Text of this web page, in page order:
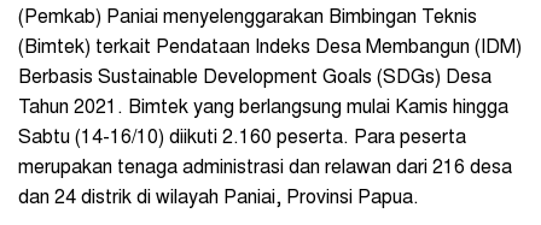
(Pemkab) Paniai menyelenggarakan Bimbingan Teknis
(Bimtek) terkait Pendataan Indeks Desa Membangun (IDM)
Berbasis Sustainable Development Goals (SDGs) Desa
Tahun 2021. Bimtek yang berlangsung mulai Kamis hingga
Sabtu (14-16/10) diikuti 2.160 peserta. Para peserta
merupakan tenaga administrasi dan relawan dari 216 desa
dan 24 distrik di wilayah Paniai, Provinsi Papua.